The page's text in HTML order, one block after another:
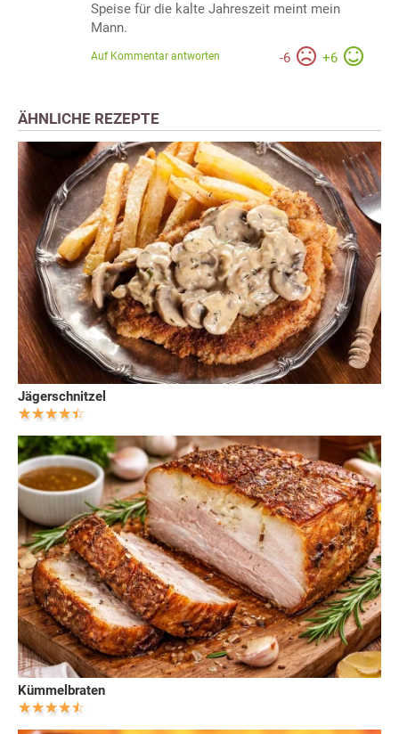
Speise für die kalte Jahreszeit meint mein
Mann.
-6 +6
Auf Kommentar antworten
ÄHNLICHE REZEPTE
Jägerschnitzel
Kümmelbraten